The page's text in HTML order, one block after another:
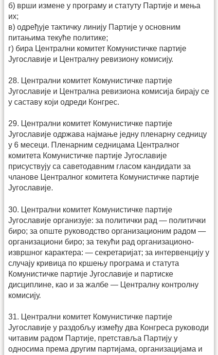
б) врши измене у програму и статуту Партије и мења
их;
в) одређује тактичку линију Партије у основним
питањима текуће политике;
г) бира Централни комитет Комунистичке партије
Југославије и Централну ревизиону комисију.
28. Централни комитет Комунистичке партије
Југославије и Централна ревизиона комисија бирају се
у саставу који одреди Конгрес.
29. Централни комитет Комунистичке партије
Југославије одржава најмање једну пленарну седницу
у 6 месеци. Пленарним седницама Централног
комитета Комунистичке партије Југославије
присуствују са саветодавним гласом кандидати за
чланове Централног комитета Комунистичке партије
Југославије.
30. Централни комитет Комунистичке партије
Југославије организује: за политички рад — политички
биро; за опште руководство организационим радом —
организациони биро; за текући рад организационо-
извршног карактера: — секретаријат; за интервенцију у
случају кривица по кршењу програма и статута
Комунистичке партије Југославије и партиске
дисциплине, као и за жалбе — Централну контролну
комисију.
31. Централни комитет Комунистичке партије
Југославије у раздобљу између два Конгреса руководи
читавим радом Партије, претставља Партију у
односима према другим партијама, организацијама и